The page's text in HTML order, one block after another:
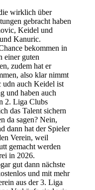
wirklich über
gebracht haben
Keidel und
Kanuric.
bekommen in
einer guten
zudem hat er
also klar nimmt
udn auch Keidel ist
und haben auch
2. Liga Clubs
das Talent sichern
da sagen? Nein,
dann hat der Spieler
Verein, weil
gemacht werden
in 2026.
gut dann nächste
und mit mehr
aus der 3. Liga